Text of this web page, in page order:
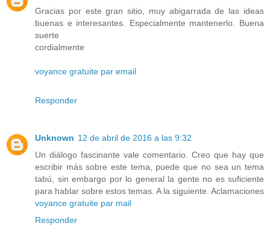
Gracias por este gran sitio, muy abigarrada de las ideas
buenas e interesantes. Especialmente mantenerlo. Buena
suerte
cordialmente
voyance gratuite par email
Responder
Unknown 12 de abril de 2016 a las 9:32
Un diálogo fascinante vale comentario. Creo que hay que
escribir más sobre este tema, puede que no sea un tema
tabú, sin embargo por lo general la gente no es suficiente
para hablar sobre estos temas. A la siguiente. Aclamaciones
voyance gratuite par mail
Responder